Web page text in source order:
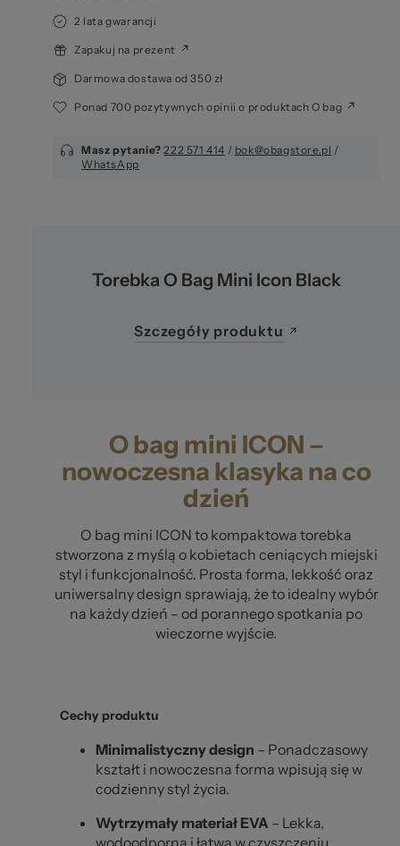
2 lata gwarancji
Zapakuj na prezent
Darmowa dostawa od 350 zł
Ponad 700 pozytywnych opinii o produktach O bag
Masz pytanie? 222 571 414 / bok@obagstore.pl /
WhatsApp
O bag mini ICON –
nowoczesna klasyka na co
dzień
O bag mini ICON to kompaktowa torebka
stworzona z myślą o kobietach ceniących miejski
styl i funkcjonalność. Prosta forma, lekkość oraz
uniwersalny design sprawiają, że to idealny wybór
na każdy dzień – od porannego spotkania po
wieczorne wyjście.
Cechy produktu
Minimalistyczny design – Ponadczasowy
kształt i nowoczesna forma wpisują się w
codzienny styl życia.
Wytrzymały materiał EVA – Lekka,
Torebka O Bag Mini Icon Black
Szczegóły produktu